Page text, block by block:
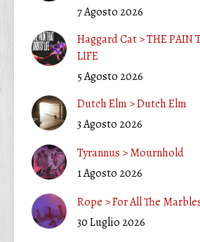
7 Agosto 2026
Haggard Cat > THE PAIN
LIFE
5 Agosto 2026
Dutch Elm > Dutch Elm
3 Agosto 2026
Tyrannus > Mournhold
1 Agosto 2026
Rope > For All The
30 Luglio 2026